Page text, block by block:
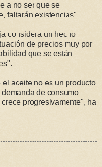
a no ser que se
faltarán existencias".
considera un hecho
de precios muy por
que se están
aceite no es un producto
de consumo
progresivamente", ha